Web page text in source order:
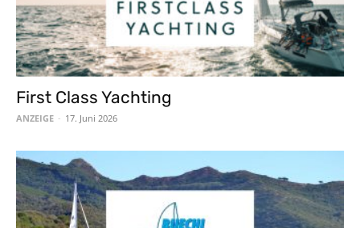
First Class Yachting
ANZEIGE - 17. Juni 2026